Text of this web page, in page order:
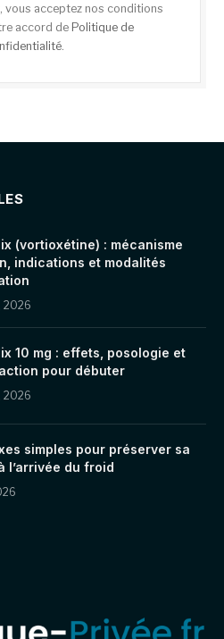
vous acceptez nos conditions
accord de Politique de
.
(vortioxétine) : mécanisme
indications et modalités
2026
10 mg : effets, posologie et
pour débuter
2026
simples pour préserver sa
l’arrivée du froid